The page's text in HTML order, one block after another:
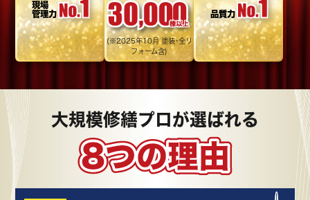
現場
管理力
(※2025年10月 塗装･全リ
フォーム含)
品質力
大規模修繕プロが選ばれる